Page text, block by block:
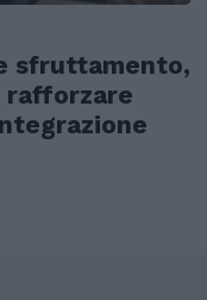
sfruttamento,
rafforzare